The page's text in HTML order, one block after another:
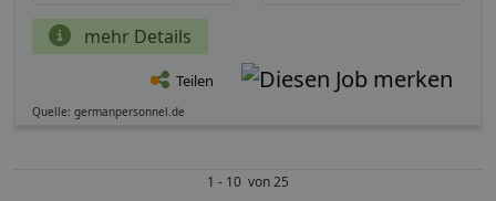
mehr Details
Teilen
Quelle: germanpersonnel.de
1 - 10 von 25